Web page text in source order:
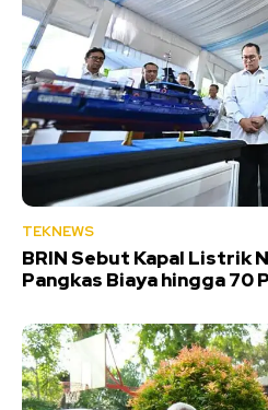
TEKNEWS
BRIN Sebut Kapal Listrik
Pangkas Biaya hingga 70